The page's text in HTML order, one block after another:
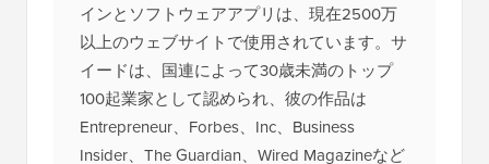
インとソフトウェアアプリは、現在2500万
以上のウェブサイトで使用されています。サ
イードは、国連によって30歳未満のトップ
100起業家として認められ、彼の作品は
Entrepreneur、Forbes、Inc、Business
Insider、The Guardian、Wired Magazineなど